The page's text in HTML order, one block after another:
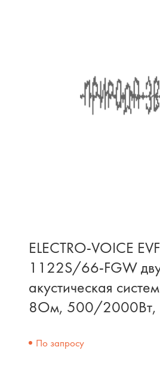
ELECTRO-VOICE
1122S/66-FGW
акустическая
8Ом, 500/2000Вт,
По запросу